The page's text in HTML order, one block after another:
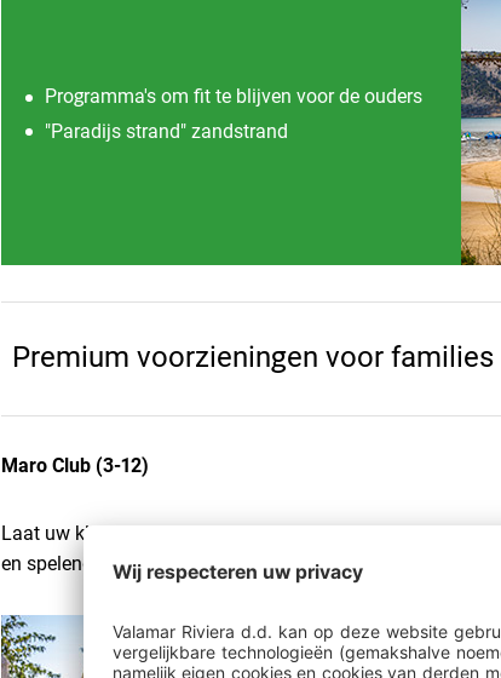
Programma's om fit te blijven voor de ouders
"Paradijs strand" zandstrand
Premium voorzieningen voor
Maro Club (3-12)
Laat uw kleintjes meedoen aan het avontuur in de Maro
en spelenderwijs leren samenkomen met een beetje hulp